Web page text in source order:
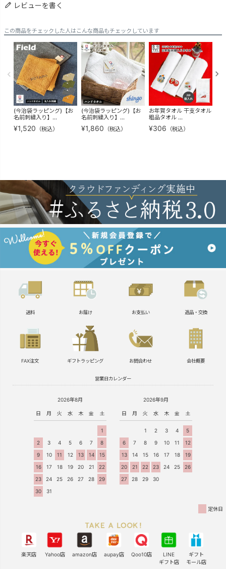
レビューを書く
この商品をチェックした人はこんな商品もチェックしています
(今治袋ラッピング)【お
名前刺繍入り】...
¥1,520 （税込）
(今治袋ラッピング)【お
名前刺繍入り】...
¥1,860 （税込）
お年賀タオル 干支タオル
粗品タオル ...
¥306 （税込）
送料 お届け お支払い 返品・交換
FAX注文 ギフトラッピング お問合わせ 会社概要
営業日カレンダー
2026年8月
日 月 火 水 木 金 土
1
2
3 4 5 6 7
8
9
10 11 12 13 14
15
16
17 18 19 20 21
22
23
24 25 26 27 28
29
30
31
2026年9月
日 月 火 水 木 金 土
1 2 3 4
5
6
7 8 9 10 11
12
13
14 15 16 17 18
19
20
21 22 23 24 25
26
27
28 29 30
定休日
楽天店 Yahoo店 amazon店 aupay店 Qoo10店
LINE
ギフト店
ギフト
モール店